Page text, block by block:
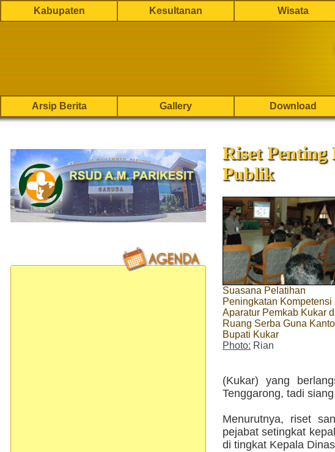
Kabupaten Kesultanan Wisata
Arsip Berita Gallery Download
Riset
Publik
Suasana Pelatihan
Peningkatan Kompetensi
Aparatur Pemkab Kukar
Ruang Serba Guna
Bupati Kukar
Photo: Rian
(Kukar) yang
Tenggarong, tadi
Menurutnya, riset
pejabat setingkat
di tingkat Kepala